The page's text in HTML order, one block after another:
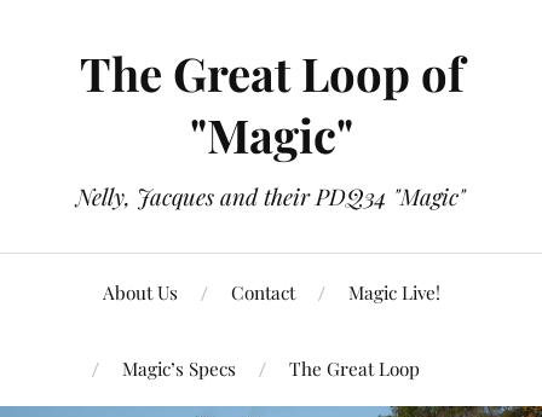
The Great Loop of
"Magic"
Nelly, Jacques and their PDQ34 "Magic"
About Us Contact Magic Live!
Magic’s Specs The Great Loop